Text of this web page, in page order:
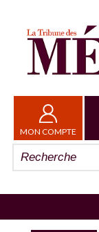
MON COMPTE